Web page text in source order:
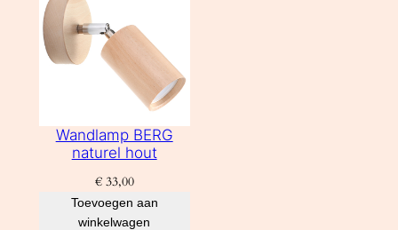
Wandlamp BERG
naturel hout
€33,00
Toevoegen aan
winkelwagen